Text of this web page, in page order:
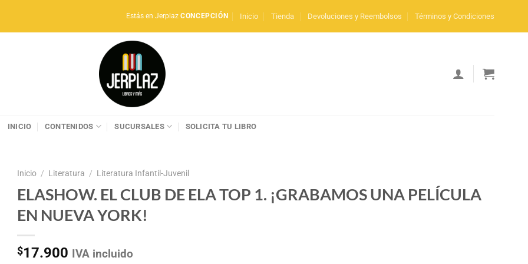
Estás en JerplazCONCEPCIÓN Inicio Tienda Devoluciones y Reembolsos Términos y Condiciones
INICIO CONTENIDOS SUCURSALES SOLICITA TU LIBRO
Inicio / Literatura / Literatura Infantil-Juvenil
ELASHOW. EL CLUB DE ELA TOP 1. ¡GRABAMOS UNA PELÍCULA
EN NUEVA YORK!
$17.900 IVA incluido